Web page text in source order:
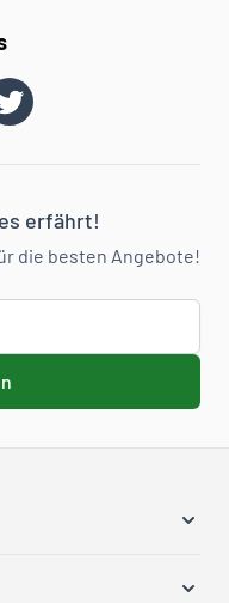
erfährt!
die besten Angebote!